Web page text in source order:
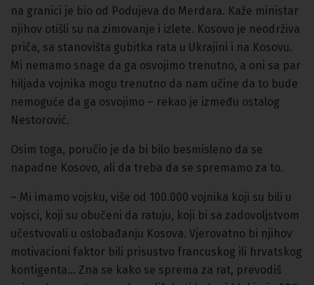
na granici je bio od Podujeva do Merdara. Kaže ministar
njihov otišli su na zimovanje i izlete. Kosovo je neodrživa
priča, sa stanovišta gubitka rata u Ukrajini i na Kosovu.
Mi nemamo snage da ga osvojimo trenutno, a oni sa par
hiljada vojnika mogu trenutno da nam učine da to bude
nemoguće da ga osvojimo – rekao je između ostalog
Nestorović.
Osim toga, poručio je da bi bilo besmisleno da se
napadne Kosovo, ali da treba da se spremamo za to.
– Mi imamo vojsku, više od 100.000 vojnika koji su bili u
vojsci, koji su obučeni da ratuju, koji bi sa zadovoljstvom
učestvovali u oslobađanju Kosova. Vjerovatno bi njihov
motivacioni faktor bili prisustvo francuskog ili hrvatskog
kontigenta… Zna se kako se sprema za rat, prevodiš